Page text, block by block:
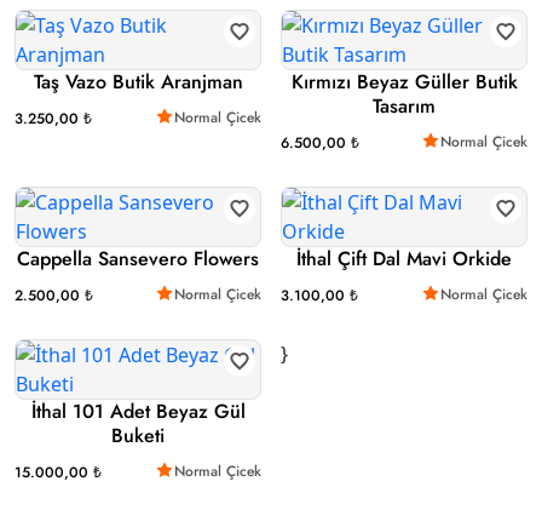
Taş Vazo Butik Aranjman
3.250,00 ₺ Normal Çicek
Kırmızı Beyaz Güller Butik
Tasarım
6.500,00 ₺ Normal Çicek
Cappella Sansevero Flowers
2.500,00 ₺ Normal Çicek
İthal Çift Dal Mavi Orkide
3.100,00 ₺ Normal Çicek
İthal 101 Adet Beyaz Gül
Buketi
15.000,00 ₺ Normal Çicek
}